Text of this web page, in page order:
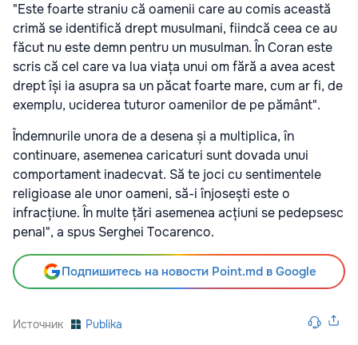
"Este foarte straniu că oamenii care au comis această
crimă se identifică drept musulmani, fiindcă ceea ce au
făcut nu este demn pentru un musulman. În Coran este
scris că cel care va lua viața unui om fără a avea acest
drept își ia asupra sa un păcat foarte mare, cum ar fi, de
exemplu, uciderea tuturor oamenilor de pe pământ".
Îndemnurile unora de a desena și a multiplica, în
continuare, asemenea caricaturi sunt dovada unui
comportament inadecvat. Să te joci cu sentimentele
religioase ale unor oameni, să-i înjosești este o
infracțiune. În multe țări asemenea acțiuni se pedepsesc
penal", a spus Serghei Tocarenco.
Подпишитесь на новости Point.md в Google
Источник Publika